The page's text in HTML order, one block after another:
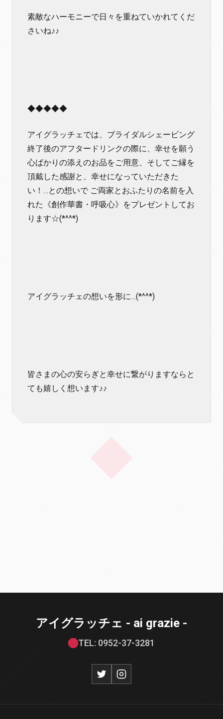
素敵なハーモニーで日々を重ねていかれてくだ
さいね♪♪
◆◆◆◆◆
アイグラッチェでは、ブライダルシェービング
終了後のアフタードリンクの際に、幸せを願う
心ばかりの添えのお品をご用意、そしてご縁を
頂戴した感謝と、幸せになっていただきた
い！…との想いで ご両家とおふたりの名前を入
れた《創作華書・呼吸心》をプレゼントしてお
ります☆(*^^*)
アイグラッチェの想いを形に…(*^^*)
皆さまの心の安らぎと幸せに繋がりますならと
ても嬉しく想います♪♪
アイグラッチェ - ai grazie -
TEL: 0952-37-3281